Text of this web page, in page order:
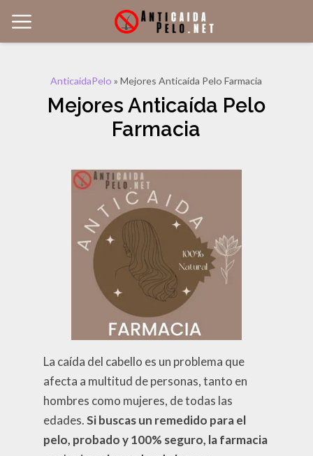
AnticaidaPelo »Mejores Anticaída Pelo Farmacia
Mejores Anticaída Pelo
Farmacia
La caída del cabello es un problema que
afecta a multitud de personas, tanto en
hombres como mujeres, de todas las
edades.Si buscas un remedido para el
pelo, probado y 100% seguro, la farmacia